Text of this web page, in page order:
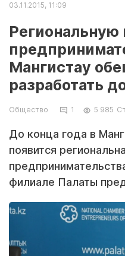
03.11.2015, 11:09
Региональную
Мангистау
разработать
Общество 1 5 985
До конца года в
появится
филиале Палаты